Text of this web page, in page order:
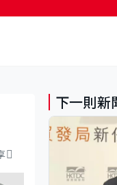
下一則新